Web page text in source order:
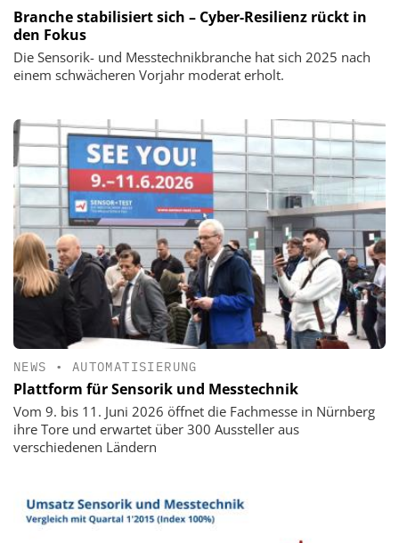
Branche stabilisiert sich – Cyber-Resilienz rückt in
den Fokus
Die Sensorik- und Messtechnikbranche hat sich 2025 nach
einem schwächeren Vorjahr moderat erholt.
NEWS • AUTOMATISIERUNG
Plattform für Sensorik und Messtechnik
Vom 9. bis 11. Juni 2026 öffnet die Fachmesse in Nürnberg
ihre Tore und erwartet über 300 Aussteller aus
verschiedenen Ländern